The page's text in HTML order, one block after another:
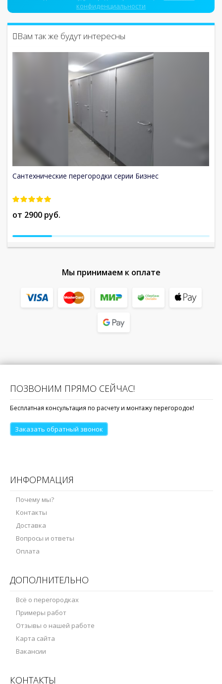
конфиденциальности
Вам так же будут интересны
Сантехнические перегородки серии Бизнес
от 2900 руб.
Мы принимаем к оплате
ПОЗВОНИМ ПРЯМО СЕЙЧАС!
Бесплатная консультация по расчету и монтажу перегородок!
Заказать обратный звонок
ИНФОРМАЦИЯ
Почему мы?
Контакты
Доставка
Вопросы и ответы
Оплата
ДОПОЛНИТЕЛЬНО
Всё о перегородках
Примеры работ
Отзывы о нашей работе
Карта сайта
Вакансии
КОНТАКТЫ